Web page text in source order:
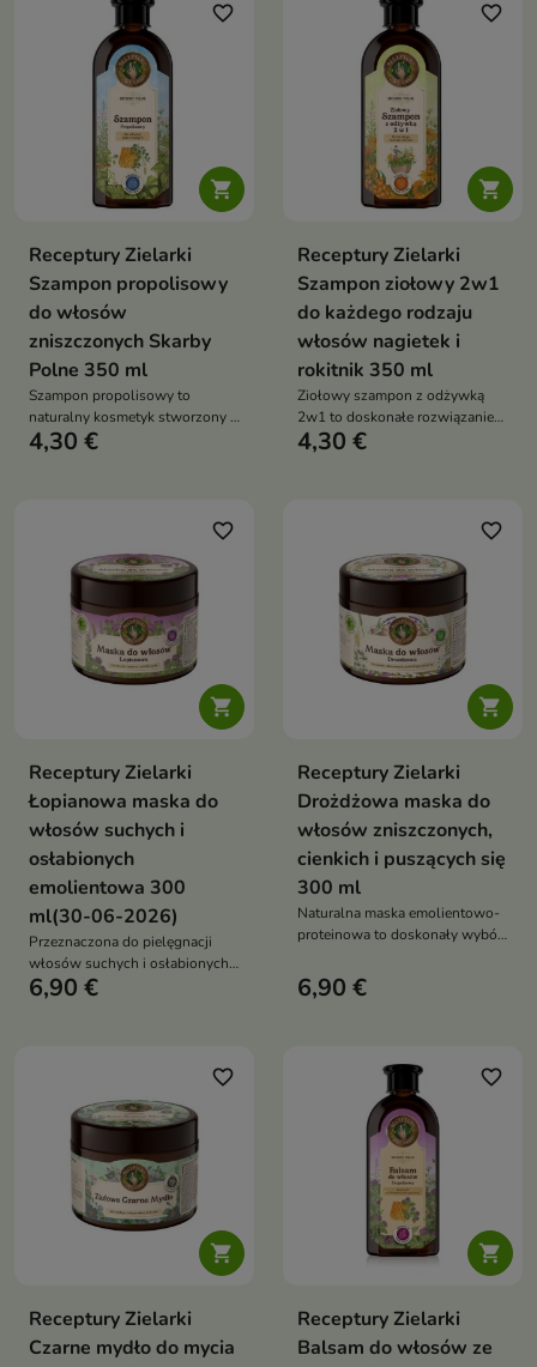

favorite_border
Receptury Zielarki
Szampon propolisowy
do włosów
zniszczonych Skarby
Polne 350 ml
Szampon propolisowy to
naturalny kosmetyk stworzony z
myślą o regeneracji
4,30 €

favorite_border
Receptury Zielarki
Szampon ziołowy 2w1
do każdego rodzaju
włosów nagietek i
rokitnik 350 ml
Ziołowy szampon z odżywką
2w1 to doskonałe rozwiązanie
dla osób pragnących
4,30 €

favorite_border
Receptury Zielarki
Łopianowa maska do
włosów suchych i
osłabionych
emolientowa 300
ml(30-06-2026)
Przeznaczona do pielęgnacji
włosów suchych i osłabionych,
maska łączy emolientowo-
6,90 €

favorite_border
Receptury Zielarki
Drożdżowa maska do
włosów zniszczonych,
cienkich i puszących się
300 ml
Naturalna maska emolientowo-
proteinowa to doskonały wybór
poszukujących skutecznej
pielęgnacji dla włosów
6,90 €

favorite_border
Receptury Zielarki
Czarne mydło do mycia

favorite_border
Receptury Zielarki
Balsam do włosów ze